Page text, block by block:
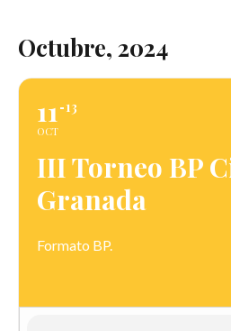
Octubre, 2024
11
OCT
13
III Torneo BP
Granada
Formato BP.